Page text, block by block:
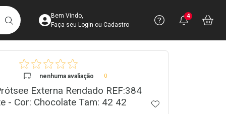
BUSCARAcesse sua Conta
Bem Vindo,
Faça seu Login ou Cadastro
Precisa
Ver Recursos
Você
4
nenhuma avaliação 0
Externa Rendado REF:384
- Cor: Chocolate Tam: 42 42
ADICIONAR AOS